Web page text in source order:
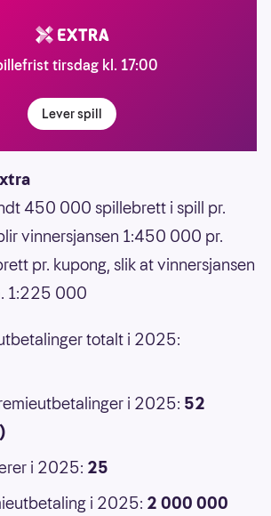
tirsdag kl. 17:00
Lever spill
450 000 spillebrett i spill pr.
vinnersjansen 1:450 000 pr.
pr. kupong, slik at vinnersjansen
1:225 000
totalt i 2025:
i 2025: 52
i 2025: 25
i 2025: 2 000 000